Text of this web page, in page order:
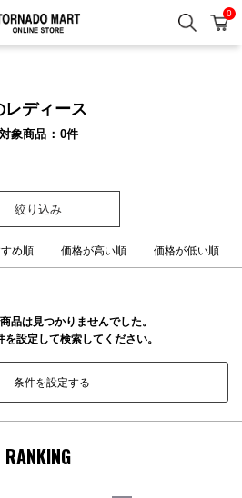
検索 カ
0
レディース
対象商品 0件
絞り込み
め順 価格が高い順 価格が低い順
品は見つかりませんでした。
設定して検索してください。
条件を設定する
RANKING